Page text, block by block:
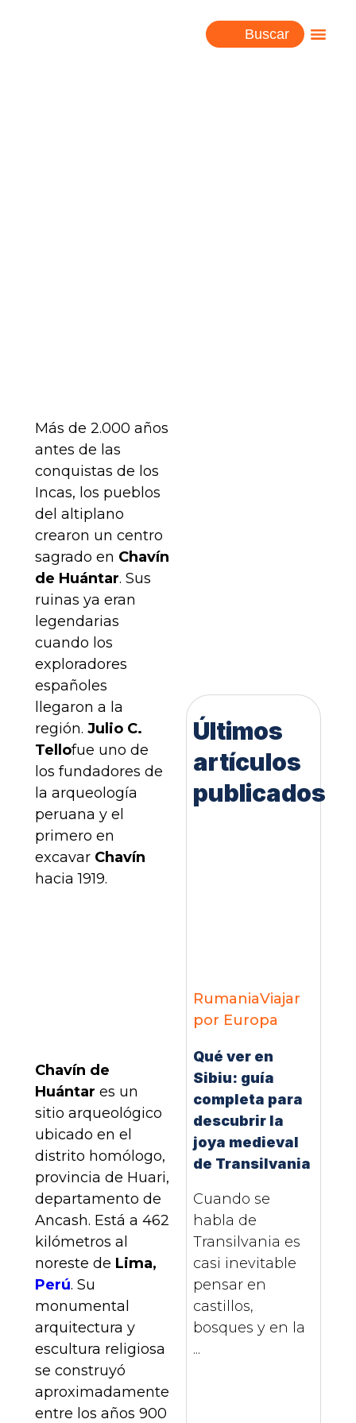
Buscar
Más de 2.000 años
antes de las
conquistas de los
Incas, los pueblos
del altiplano
crearon un centro
sagrado en Chavín
de Huántar. Sus
ruinas ya eran
legendarias
cuando los
exploradores
españoles
llegaron a la
región.Julio C.
Tellofue uno de
los fundadores de
la arqueología
peruana y el
primero en
excavar Chavín
hacia 1919.
Chavín de
Huántar es un
sitio arqueológico
ubicado en el
distrito homólogo,
provincia de Huari,
departamento de
Ancash. Está a 462
kilómetros al
noreste de Lima,
Perú. Su
monumental
arquitectura y
escultura religiosa
se construyó
aproximadamente
entre los años 900
Últimos
artículos
publicados
RumaniaViajar
por Europa
Qué ver en
Sibiu: guía
completa para
descubrir la
joya medieval
de Transilvania
Cuando se
habla de
Transilvania es
casi inevitable
pensar en
castillos,
bosques y en la
...